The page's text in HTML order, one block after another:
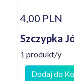
4,00 PLN
Szczypka
1 produkt/y
Dodaj do